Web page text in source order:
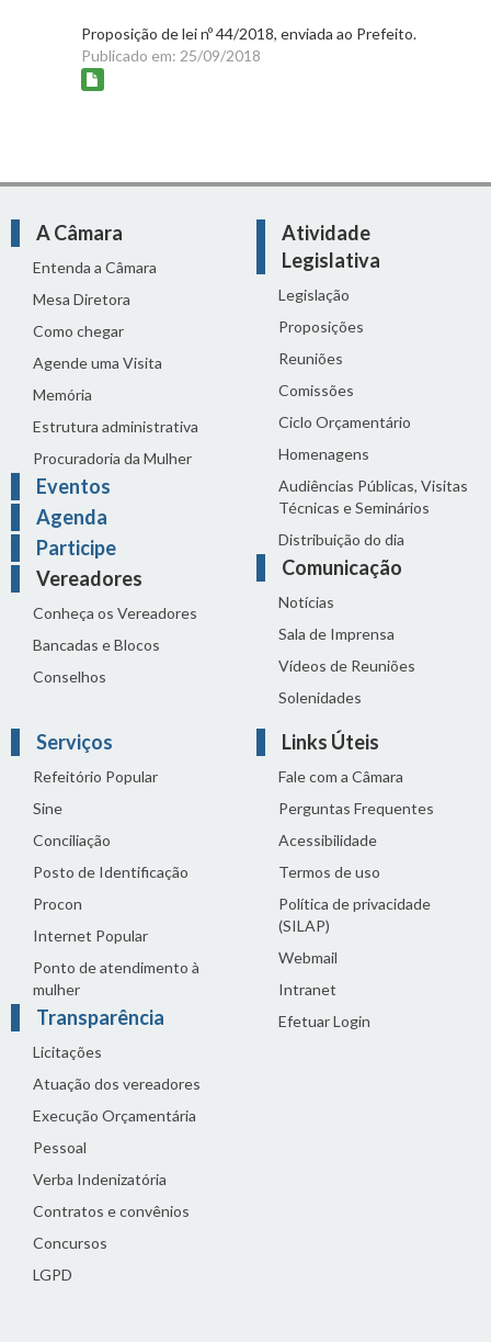
Proposição de lei nº 44/2018, enviada ao Prefeito.
Publicado em: 25/09/2018
A Câmara
Entenda a Câmara
Mesa Diretora
Como chegar
Agende uma Visita
Memória
Estrutura administrativa
Procuradoria da Mulher
Eventos
Agenda
Participe
Vereadores
Conheça os Vereadores
Bancadas e Blocos
Conselhos
Atividade
Legislativa
Legislação
Proposições
Reuniões
Comissões
Ciclo Orçamentário
Homenagens
Audiências Públicas, Visitas
Técnicas e Seminários
Distribuição do dia
Comunicação
Notícias
Sala de Imprensa
Vídeos de Reuniões
Solenidades
Serviços
Refeitório Popular
Sine
Conciliação
Posto de Identificação
Procon
Internet Popular
Ponto de atendimento à
mulher
Transparência
Licitações
Atuação dos vereadores
Execução Orçamentária
Pessoal
Verba Indenizatória
Contratos e convênios
Concursos
LGPD
Links Úteis
Fale com a Câmara
Perguntas Frequentes
Acessibilidade
Termos de uso
Política de privacidade
(SILAP)
Webmail
Intranet
Efetuar Login